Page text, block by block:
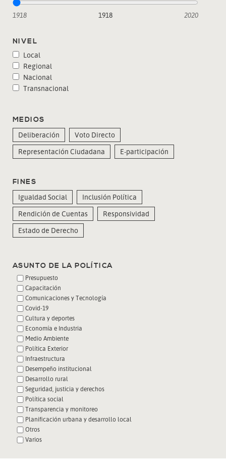
1918 2020
1918
NIVEL
Local
Regional
Nacional
Transnacional
MEDIOS
Deliberación
Voto Directo
Representación Ciudadana
E-participación
FINES
Igualdad Social
Inclusión Política
Rendición de Cuentas
Responsividad
Estado de Derecho
ASUNTO DE LA POLÍTICA
Presupuesto
Capacitación
Comunicaciones y Tecnología
Covid-19
Cultura y deportes
Economía e Industria
Medio Ambiente
Política Exterior
Infraestructura
Desempeño institucional
Desarrollo rural
Seguridad, justicia y derechos
Política social
Transparencia y monitoreo
Planificación urbana y desarrollo local
Otros
Varios